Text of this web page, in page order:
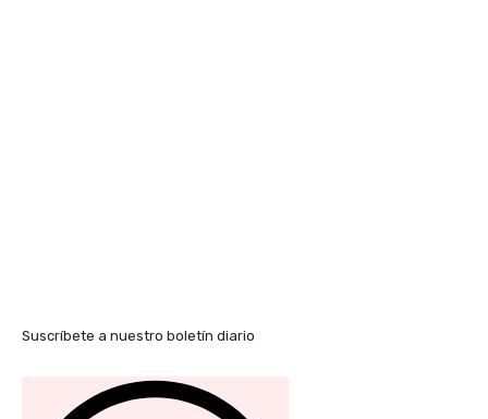
Suscríbete a nuestro boletín diario